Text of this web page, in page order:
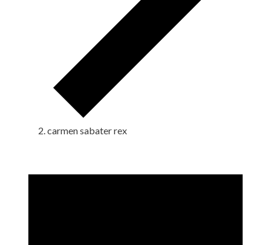
carmen sabater rex
en